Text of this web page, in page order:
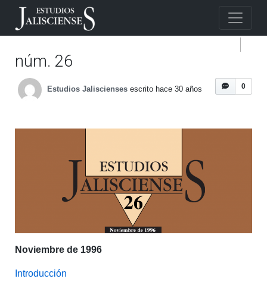
núm. 26
0
Estudios Jaliscienses escrito hace 30 años
Noviembre de 1996
Introducción